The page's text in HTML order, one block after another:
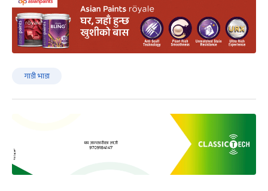
गाडी भाडा